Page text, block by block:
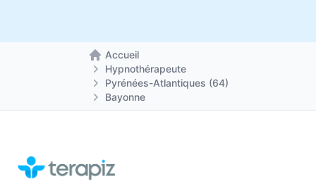
Accueil
Retour à la page d'accueil
Hypnothérapeute
Pyrénées-Atlantiques (64)
Bayonne